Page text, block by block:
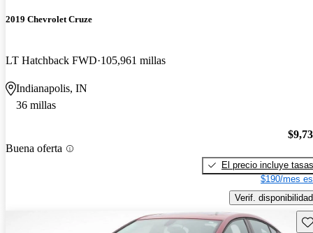
2019 Chevrolet Cruze
LT Hatchback FWD 105,961 millas
Indianapolis, IN
36 millas
Buena oferta
El precio incluye tasas
$190/mes
Verif. disponibilidad